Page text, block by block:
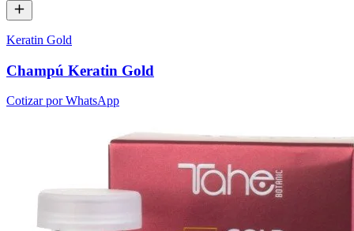
Keratin Gold
Champú Keratin Gold
Cotizar por WhatsApp